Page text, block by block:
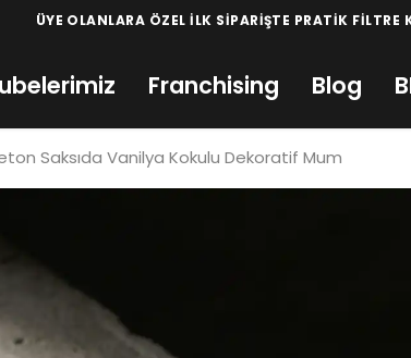
OLANLARA ÖZEL İLK SİPARİŞTE PRATİK FİLTRE KAHVE
Franchising Blog
Saksıda Vanilya Kokulu Dekoratif Mum